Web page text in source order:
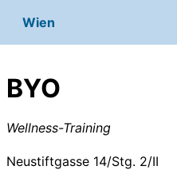
Wien
BYO
Wellness-Training
Neustiftgasse 14/Stg. 2/II